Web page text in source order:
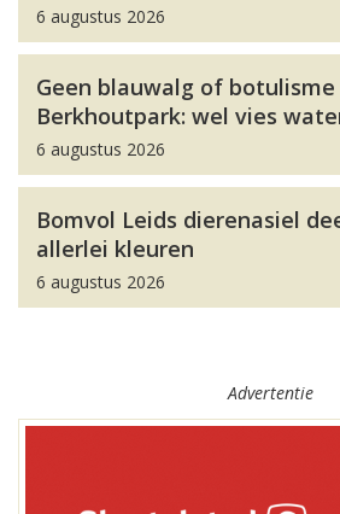
6 augustus 2026
Geen blauwalg of botulisme
Berkhoutpark: wel vies
6 augustus 2026
Bomvol Leids dierenasiel
allerlei kleuren
6 augustus 2026
Advertentie